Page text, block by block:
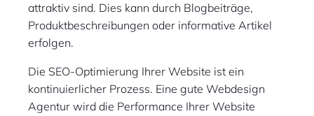
attraktiv sind. Dies kann durch Blogbeiträge,
Produktbeschreibungen oder informative Artikel
erfolgen.
Die SEO-Optimierung Ihrer Website ist ein
kontinuierlicher Prozess. Eine gute Webdesign
Agentur wird die Performance Ihrer Website